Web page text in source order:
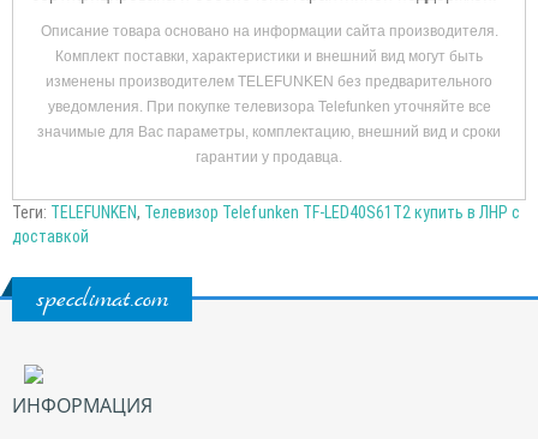
Описание товара основано на информации сайта производителя.
Комплект поставки, характеристики и внешний вид могут быть
изменены производителем TELEFUNKEN без предварительного
уведомления. При покупке телевизора Telefunken уточняйте все
значимые для Вас параметры, комплектацию, внешний вид и сроки
гарантии у продавца.
Теги: TELEFUNKEN, Телевизор Telefunken TF-LED40S61T2 купить в ЛНР с
доставкой
specclimat.com
ИНФОРМАЦИЯ